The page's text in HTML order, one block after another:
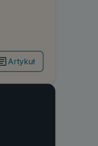
Artykuł